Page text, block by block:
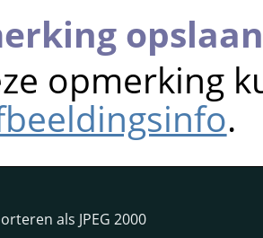
opslaan
opmerking
.
als JPEG 2000